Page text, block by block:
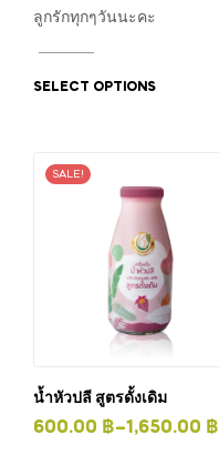
ลูกรักทุกๆวันนะคะ
SELECT OPTIONS
SALE!
น้ำหัวปลี สูตรดั้งเดิม
600.00 ฿–1,650.00 ฿